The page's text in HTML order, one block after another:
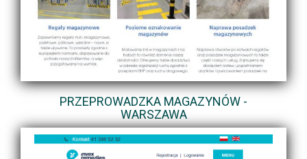
PRZEPROWADZKA MAGAZYNÓW -
WARSZAWA